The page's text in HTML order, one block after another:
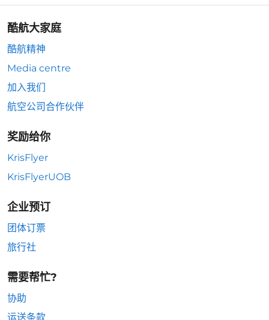
酷航大家庭
酷航精神
Media centre
加入我们
航空公司合作伙伴
奖励给你
KrisFlyer
KrisFlyerUOB
企业预订
团体订票
旅行社
需要帮忙?
协助
运送条款